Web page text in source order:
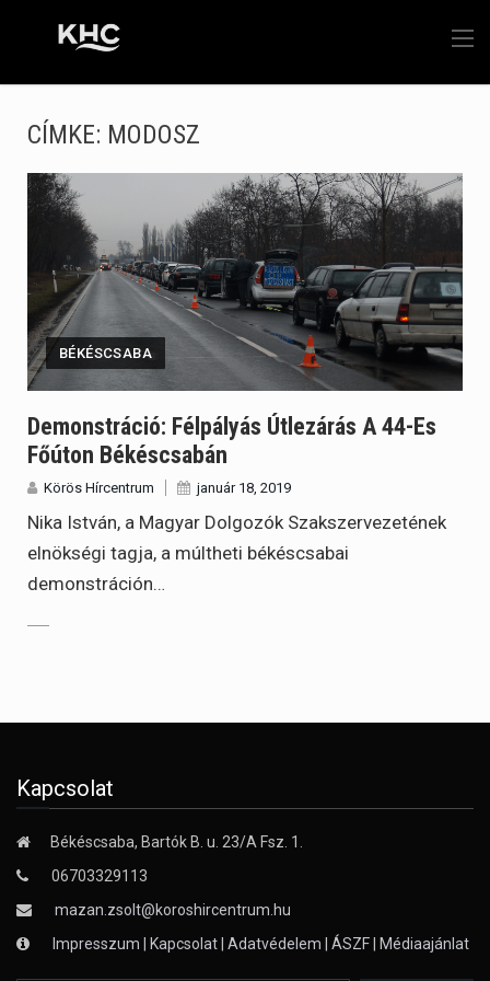
CÍMKE: MODOSZ
BÉKÉSCSABA
Demonstráció: Félpályás Útlezárás A 44-Es
Főúton Békéscsabán
Körös Hírcentrum január 18, 2019
Nika István, a Magyar Dolgozók Szakszervezetének
elnökségi tagja, a múltheti békéscsabai
demonstráción…
Kapcsolat
Békéscsaba, Bartók B. u. 23/A Fsz. 1.
06703329113
mazan.zsolt@koroshircentrum.hu
Impresszum
Kapcsolat Adatvédelem ÁSZF Médiaajánlat